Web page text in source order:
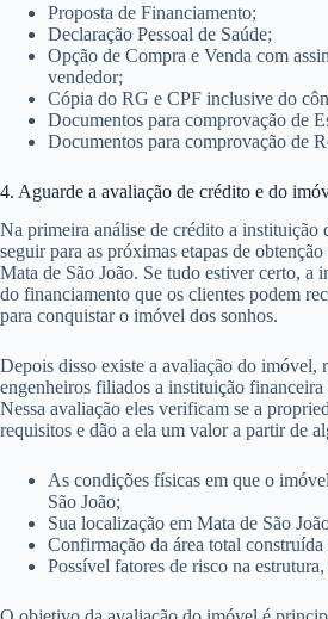
Proposta de Financiamento;
Declaração Pessoal de Saúde;
Opção de Compra e Venda com
vendedor;
Cópia do RG e CPF inclusive do
Documentos para comprovação de
Documentos para comprovação de
4. Aguarde a avaliação de crédito e do
Na primeira análise de crédito a instituição
seguir para as próximas etapas de
Mata de São João. Se tudo estiver certo, a
do financiamento que os clientes podem
para conquistar o imóvel dos sonhos.
Depois disso existe a avaliação do imóvel,
engenheiros filiados a instituição financeira
Nessa avaliação eles verificam se a
requisitos e dão a ela um valor a partir de
As condições físicas em que o
São João;
Sua localização em Mata de São
Confirmação da área total
Possível fatores de risco na